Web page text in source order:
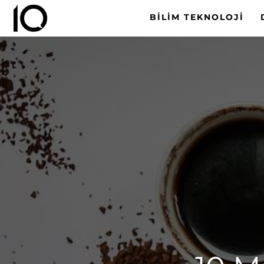
BILIM TEKNOLOJI